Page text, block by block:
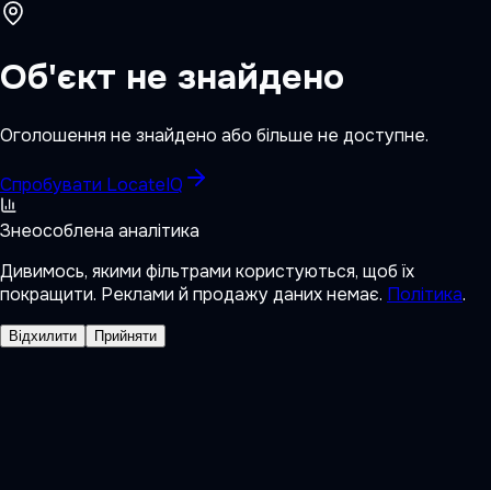
Об'єкт не знайдено
Оголошення не знайдено або більше не доступне.
Спробувати LocateIQ
Знеособлена аналітика
Дивимось, якими фільтрами користуються, щоб їх
покращити. Реклами й продажу даних немає. Політика.
Відхилити Прийняти